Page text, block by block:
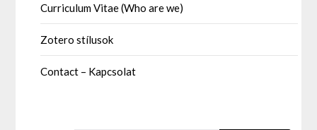
Curriculum Vitae (Who are we)
Zotero stílusok
Contact – Kapcsolat